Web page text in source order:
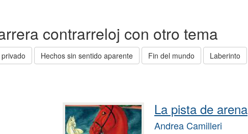
contrarreloj con otro tema
Hechos sin sentido aparente Fin del mundo Laberinto
La pista de arena
Andrea Camilleri